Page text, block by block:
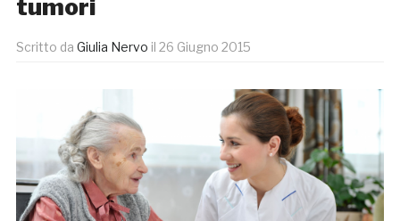
tumori
Scritto da Giulia Nervo il 26 Giugno 2015